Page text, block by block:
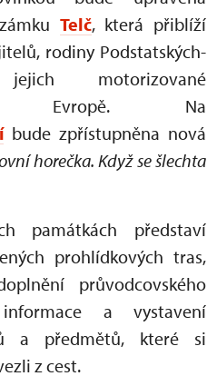
Telč, která přiblíží
rodiny Podstatských-
motorizované
Evropě. Na
bude zpřístupněna nová
horečka. Když se šlechta
památkách představí
prohlídkových tras,
průvodcovského
a vystavení
a předmětů, které si
z cest.